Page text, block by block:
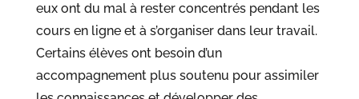
eux ont du mal à rester concentrés pendant les
cours en ligne et à s’organiser dans leur travail.
Certains élèves ont besoin d’un
accompagnement plus soutenu pour assimiler